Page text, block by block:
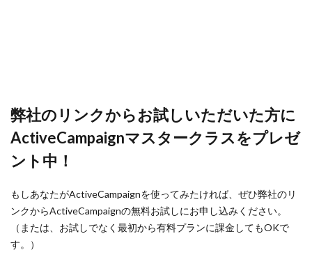
弊社のリンクからお試しいただいた方に
ActiveCampaignマスタークラスをプレゼ
ント中！
もしあなたがActiveCampaignを使ってみたければ、ぜひ弊社のリ
ンクからActiveCampaignの無料お試しにお申し込みください。
（または、お試しでなく最初から有料プランに課金してもOKで
す。）